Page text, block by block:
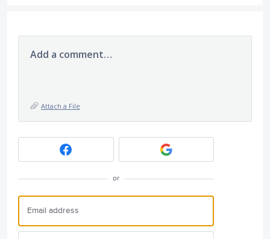
Add a comment…
Attach a File
or